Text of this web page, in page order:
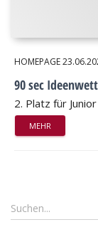
HOMEPAGE
90 sec
2. Platz für
MEHR